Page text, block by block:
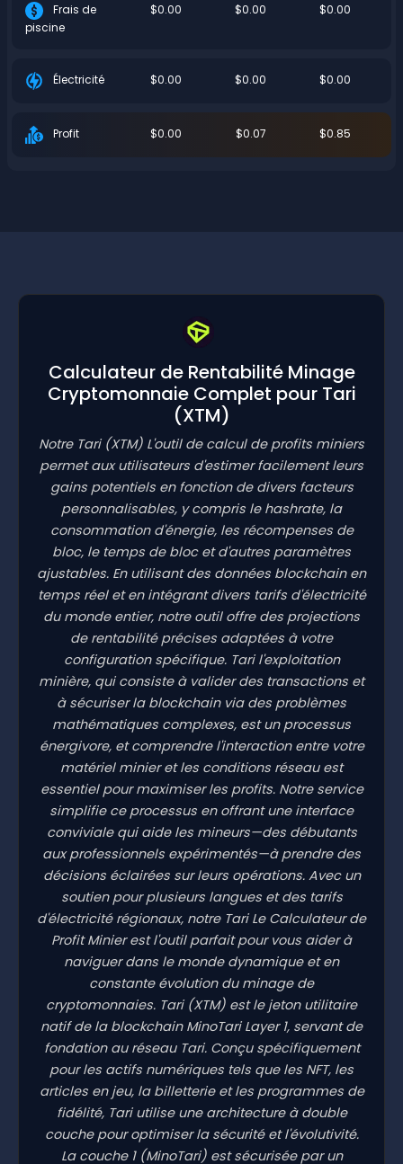
Frais de
piscine
$0.00 $0.00 $0.00
Électricité $0.00 $0.00 $0.00
Profit $0.00 $0.07 $0.85
Calculateur de Rentabilité Minage
Cryptomonnaie Complet pour Tari
(XTM)
Notre Tari (XTM) L'outil de calcul de profits miniers
permet aux utilisateurs d'estimer facilement leurs
gains potentiels en fonction de divers facteurs
personnalisables, y compris le hashrate, la
consommation d'énergie, les récompenses de
bloc, le temps de bloc et d'autres paramètres
ajustables. En utilisant des données blockchain en
temps réel et en intégrant divers tarifs d'électricité
du monde entier, notre outil offre des projections
de rentabilité précises adaptées à votre
configuration spécifique. Tari l'exploitation
minière, qui consiste à valider des transactions et
à sécuriser la blockchain via des problèmes
mathématiques complexes, est un processus
énergivore, et comprendre l'interaction entre votre
matériel minier et les conditions réseau est
essentiel pour maximiser les profits. Notre service
simplifie ce processus en offrant une interface
conviviale qui aide les mineurs—des débutants
aux professionnels expérimentés—à prendre des
décisions éclairées sur leurs opérations. Avec un
soutien pour plusieurs langues et des tarifs
d'électricité régionaux, notre Tari Le Calculateur de
Profit Minier est l'outil parfait pour vous aider à
naviguer dans le monde dynamique et en
constante évolution du minage de
cryptomonnaies. Tari (XTM) est le jeton utilitaire
natif de la blockchain MinoTari Layer 1, servant de
fondation au réseau Tari. Conçu spécifiquement
pour les actifs numériques tels que les NFT, les
articles en jeu, la billetterie et les programmes de
fidélité, Tari utilise une architecture à double
couche pour optimiser la sécurité et l'évolutivité.
La couche 1 (MinoTari) est sécurisée par un